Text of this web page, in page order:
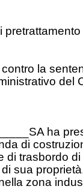
la
del
ha
di
di trasbordo
sua
zona